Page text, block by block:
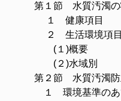
第１節 水質汚濁の
１ 健康項目
２ 生活環境項目
(１)概要
(２)水域別
第２節 水質汚濁防
１ 環境基準のあ